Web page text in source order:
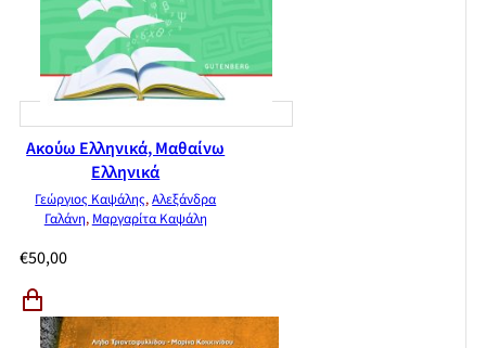
Ακούω Ελληνικά, Μαθαίνω
Ελληνικά
Γεώργιος Καψάλης,Αλεξάνδρα
Γαλάνη, Μαργαρίτα Καψάλη
€50,00